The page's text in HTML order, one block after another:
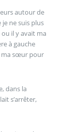
autour de
ne suis plus
il y avait ma
à gauche
ma sœur pour
dans la
s’arrêter,